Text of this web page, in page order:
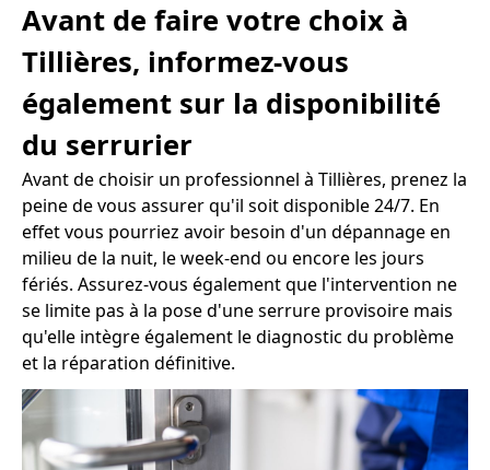
Avant de faire votre choix à
Tillières, informez-vous
également sur la disponibilité
du serrurier
Avant de choisir un professionnel à Tillières, prenez la
peine de vous assurer qu'il soit disponible 24/7. En
effet vous pourriez avoir besoin d'un dépannage en
milieu de la nuit, le week-end ou encore les jours
fériés. Assurez-vous également que l'intervention ne
se limite pas à la pose d'une serrure provisoire mais
qu'elle intègre également le diagnostic du problème
et la réparation définitive.